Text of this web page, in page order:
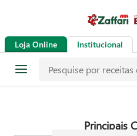
Loja Online Institucional
Mais de
Principais